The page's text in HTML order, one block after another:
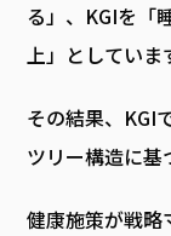
る」、KGIを「
上」としていま
その結果、KGI
ツリー構造に基
健康施策が戦略